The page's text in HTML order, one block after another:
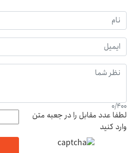
0/400
لطفا عدد مقابل را در جعبه متن
وارد کنید